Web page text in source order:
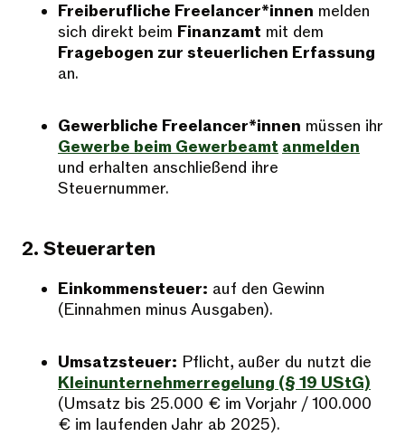
Freiberufliche Freelancer*innen melden
sich direkt beim Finanzamt mit dem
Fragebogen zur steuerlichen Erfassung
an.
Gewerbliche Freelancer*innen müssen ihr
Gewerbe beim Gewerbeamt anmelden
und erhalten anschließend ihre
Steuernummer.
2. Steuerarten
Einkommensteuer: auf den Gewinn
(Einnahmen minus Ausgaben).
Umsatzsteuer: Pflicht, außer du nutzt die
Kleinunternehmerregelung (§ 19 UStG)
(Umsatz bis 25.000 € im Vorjahr / 100.000
€ im laufenden Jahr ab 2025).